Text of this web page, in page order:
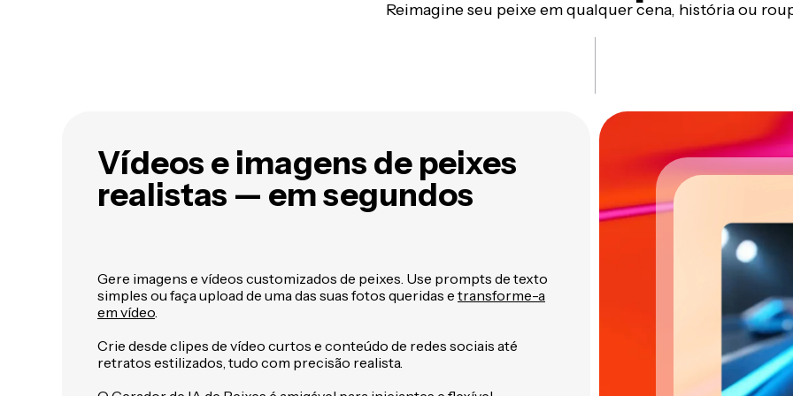
Reimagine seu peixe em qualquer cena, história ou
Vídeos e imagens de peixes
realistas — em segundos
Gere imagens e vídeos customizados de peixes. Use prompts de texto
simples ou faça upload de uma das suas fotos queridas e transforme-a
em vídeo.
Crie desde clipes de vídeo curtos e conteúdo de redes sociais até
retratos estilizados, tudo com precisão realista.